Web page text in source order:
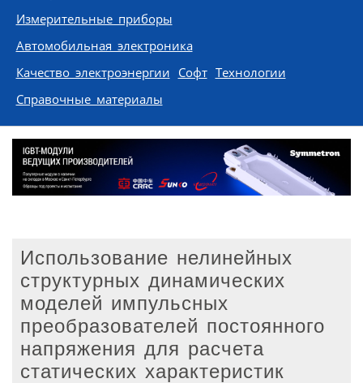
Измерительные приборы
Автомобильная электроника
Качество электроэнергии Софт Технологии
Справочные материалы
Использование нелинейных
структурных динамических
моделей импульсных
преобразователей постоянного
напряжения для расчета
статических характеристик